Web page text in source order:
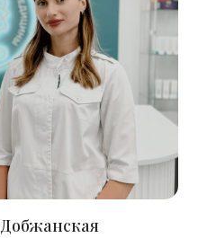
Добжанская